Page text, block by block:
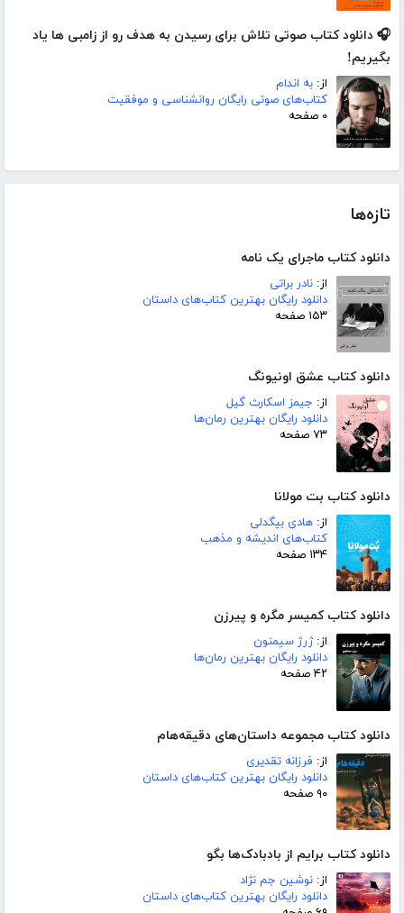
🎧 دانلود کتاب صوتی تلاش برای رسیدن به هدف رو از زامبی ها یاد
بگیریم!
از: به اندام
کتاب‌های صوتی رایگان روانشناسی و موفقیت
۰ صفحه
تازه‌ها
دانلود کتاب ماجرای یک نامه
از: نادر براتی
دانلود رایگان بهترین کتاب‌های داستان
۱۵۳ صفحه
دانلود کتاب عشق اونیونگ
از: جیمز اسکارث گیل
دانلود رایگان بهترین رمان‌ها
۷۳ صفحه
دانلود کتاب بت مولانا
از: هادی بیگدلی
کتاب‌های اندیشه و مذهب
۱۳۴ صفحه
دانلود کتاب کمیسر مگره و پیرزن
از:ژرژ سیمنون
دانلود رایگان بهترین رمان‌ها
۴۲ صفحه
دانلود کتاب مجموعه داستان‌های دقیقه‌هام
از: فرزانه تقدیری
دانلود رایگان بهترین کتاب‌های داستان
۹۰ صفحه
دانلود کتاب برایم از بادبادک‌ها بگو
از: نوشین جم نژاد
دانلود رایگان بهترین کتاب‌های داستان